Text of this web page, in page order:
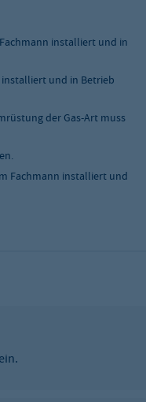
installiert und in
installiert und in Betrieb
der Gas-Art muss
Fachmann installiert und